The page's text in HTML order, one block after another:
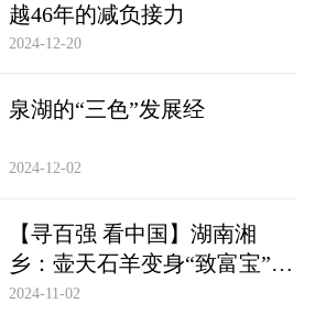
越46年的减负接力
2024-12-20
泉湖的“三色”发展经
2024-12-02
【寻百强 看中国】湖南湘
乡：壶天石羊变身“致富宝”
“电力湘军”出海开新篇
2024-11-02